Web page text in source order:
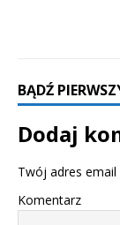
BĄDŹ
Dodaj
Twój adres
Komentarz